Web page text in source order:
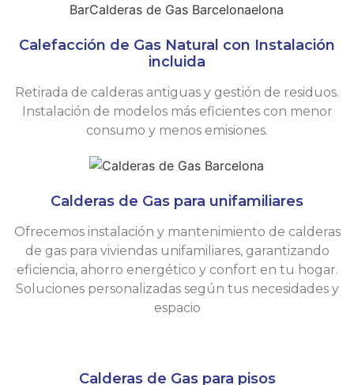
Calefacción de Gas Natural con Instalación
incluida
Retirada de calderas antiguas y gestión de residuos.
Instalación de modelos más eficientes con menor
consumo y menos emisiones.
Calderas de Gas para unifamiliares
Ofrecemos instalación y mantenimiento de calderas
de gas para viviendas unifamiliares, garantizando
eficiencia, ahorro energético y confort en tu hogar.
Soluciones personalizadas según tus necesidades y
espacio
Calderas de Gas para pisos